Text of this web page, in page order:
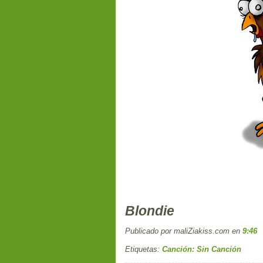
Blondie
Publicado por maliZiakiss.com en 9:46
Etiquetas: Canción: Sin Canción